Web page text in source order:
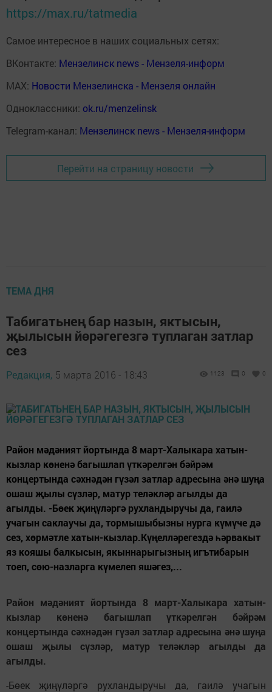
https://max.ru/tatmedia
Самое интересное в наших социальных сетях:
ВКонтакте: Мензелинск news - Мензеля-информ
MAX: Новости Мензелинска - Мензеля онлайн
Одноклассники: ok.ru/menzelinsk
Telegram-канал: Мензелинск news - Мензеля-информ
Перейти на страницу новости
ТЕМА ДНЯ
Табигатьнең бар назын, яктысын,
җылысын йөрәгегезгә туплаган затлар
сез
Редакция, 5 марта 2016 - 18:43 1123 0 0
Район мәдәният йортында 8 март-Халыкара хатын-
кызлар көненә багышлап үткәрелгән бәйрәм
концертында сәхнәдән гүзәл затлар адресына әнә шуңа
ошаш җылы сүзләр, матур теләкләр агылды да
агылды. -Бөек җиңүләргә рухландыручы да, гаилә
учагын саклаучы да, тормышыбызны нурга күмүче дә
сез, хөрмәтле хатын-кызлар.Күңелләрегездә һәрвакыт
яз кояшы балкысын, якыннарыгызның игътибарын
тоеп, сөю-назларга күмелеп яшәгез,...
Район мәдәният йортында 8 март-Халыкара хатын-
кызлар көненә багышлап үткәрелгән бәйрәм
концертында сәхнәдән гүзәл затлар адресына әнә шуңа
ошаш җылы сүзләр, матур теләкләр агылды да
агылды.
-Бөек җиңүләргә рухландыручы да, гаилә учагын